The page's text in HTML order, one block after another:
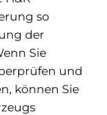
so
der
Sie
und
können Sie